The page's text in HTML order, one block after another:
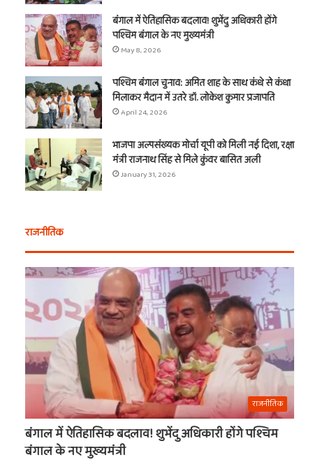
बंगाल में ऐतिहासिक बदलाव! शुभेंदु अधिकारी होंगे
पश्चिम बंगाल के नए मुख्यमंत्री
May 8, 2026
पश्चिम बंगाल चुनाव: अमित शाह के साथ कंधे से कंधा
मिलाकर मैदान में उतरे डॉ. लोकेश कुमार प्रजापति
April 24, 2026
भाजपा अल्पसंख्यक मोर्चा यूपी को मिली नई दिशा, रक्षा
मंत्री राजनाथ सिंह से मिले कुंवर बासित अली
January 31, 2026
राजनीतिक
राजनीतिक
बंगाल में ऐतिहासिक बदलाव! शुभेंदु अधिकारी होंगे पश्चिम
बंगाल के नए मुख्यमंत्री